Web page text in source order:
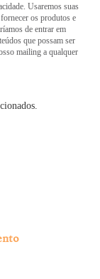
Usaremos suas
os produtos e
de entrar em
que possam ser
mailing a qualquer